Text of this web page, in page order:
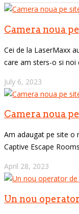
Camera noua
Cei de la LaserMaxx
care am sters-o si noi
July 6, 2023
Camera noua
Am adaugat pe site o
Captive Escape
April 28, 2023
Un nou